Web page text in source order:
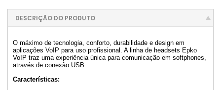
DESCRIÇÃO DO PRODUTO
O máximo de tecnologia, conforto, durabilidade e design em
aplicações VoIP para uso profissional. A linha de headsets Epko
VoIP traz uma experiência única para comunicação em softphones,
através de conexão USB.
Características: